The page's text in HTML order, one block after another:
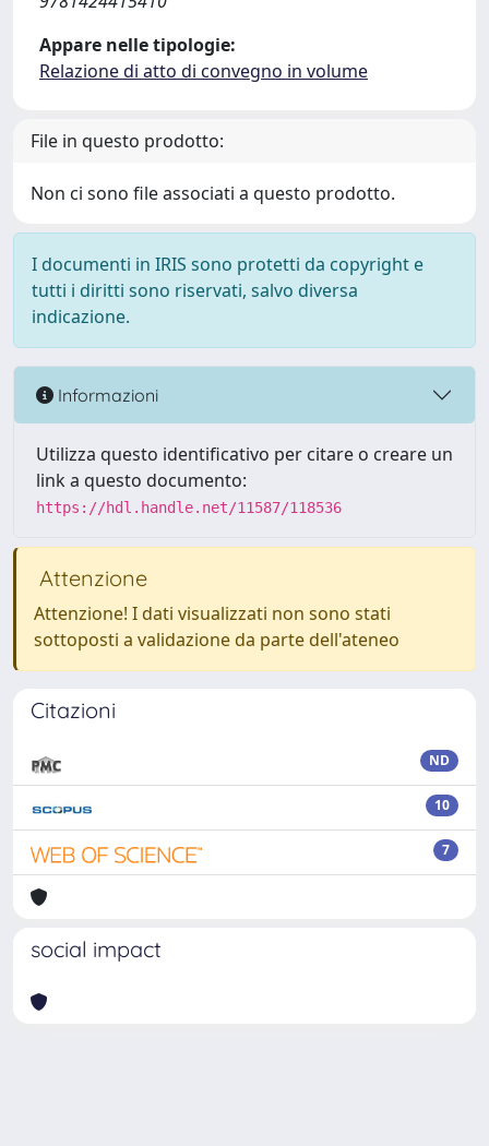
Appare nelle tipologie:
Relazione di atto di convegno in volume
File in questo prodotto:
Non ci sono file associati a questo prodotto.
I documenti in IRIS sono protetti da copyright e
tutti i diritti sono riservati, salvo diversa
indicazione.
Informazioni
Utilizza questo identificativo per citare o creare un
link a questo documento:
https://hdl.handle.net/11587/118536
Attenzione
Attenzione! I dati visualizzati non sono stati
sottoposti a validazione da parte dell'ateneo
Citazioni
ND
10
7
social impact